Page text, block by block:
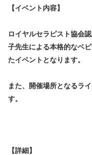
【イベント内容】
ロイヤルセラピスト協会
子先生による本格的なベ
たイベントとなります。
また、開催場所となるラ
す。
【詳細】